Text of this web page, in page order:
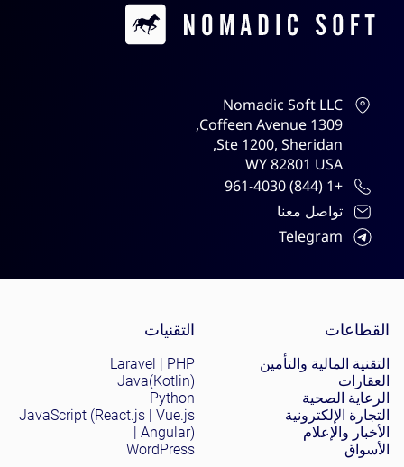
Contacts
Nomadic Soft LLC
1309 Coffeen Avenue,
Ste 1200, Sheridan,
WY 82801 USA
+1 (844) 961-4030
تواصل معنا
Telegram
Site menu
القطاعات
التقنية المالية والتأمين
العقارات
الرعاية الصحية
التجارة الإلكترونية
الأخبار والإعلام
الأسواق
التقنيات
Laravel | PHP
Java(Kotlin)
Python
JavaScript (React.js | Vue.js
| Angular)
WordPress